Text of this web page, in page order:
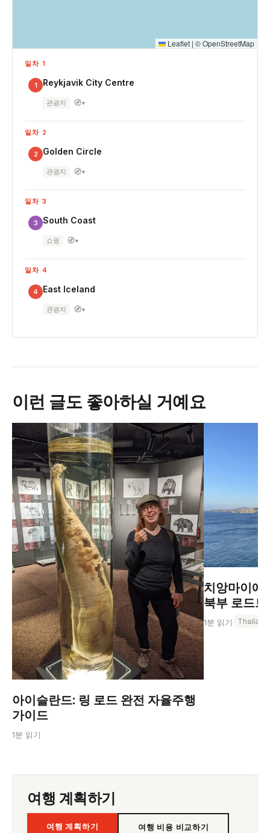
Leaflet | ©OpenStreetMap
일차 1
1 Reykjavik City Centre
관광지 🧭▾
일차 2
2 Golden Circle
관광지 🧭▾
일차 3
3 South Coast
쇼핑 🧭▾
일차 4
4 East Iceland
관광지 🧭▾
이런 글도 좋아하실 거예요
아이슬란드: 링 로드 완전 자율주행
가이드
1분 읽기
치앙마이에
북부 로드
1분 읽기 Thailand
여행 계획하기
여행 계획하기 여행 비용 비교하기